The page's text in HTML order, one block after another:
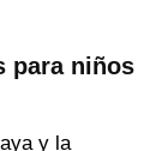
para niños
y la